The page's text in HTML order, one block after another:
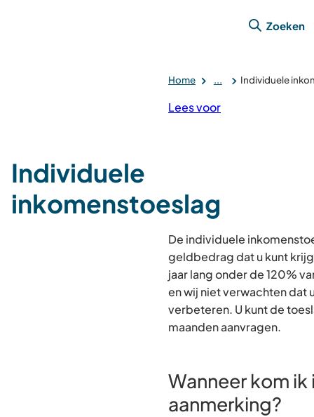
Zoeken
Home ... Individuele
Lees voor
Individuele
inkomenstoeslag
De individuele
geldbedrag dat u kunt
jaar lang onder de 120%
en wij niet verwachten dat
verbeteren. U kunt de
maanden aanvragen.
Wanneer kom ik
aanmerking?